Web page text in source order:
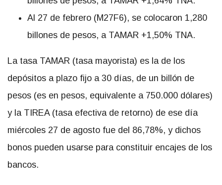
Al 27 de febrero (M27F6), se colocaron 1,280
billones de pesos, a TAMAR +1,50% TNA.
La tasa TAMAR (tasa mayorista) es la de los
depósitos a plazo fijo a 30 días, de un billón de
pesos (es en pesos, equivalente a 750.000 dólares)
y la TIREA (tasa efectiva de retorno) de ese día
miércoles 27 de agosto fue del 86,78%, y dichos
bonos pueden usarse para constituir encajes de los
bancos.